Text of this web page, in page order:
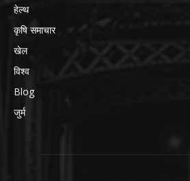
हेल्थ
कृषि समाचार
खेल
विश्व
Blog
जुर्म